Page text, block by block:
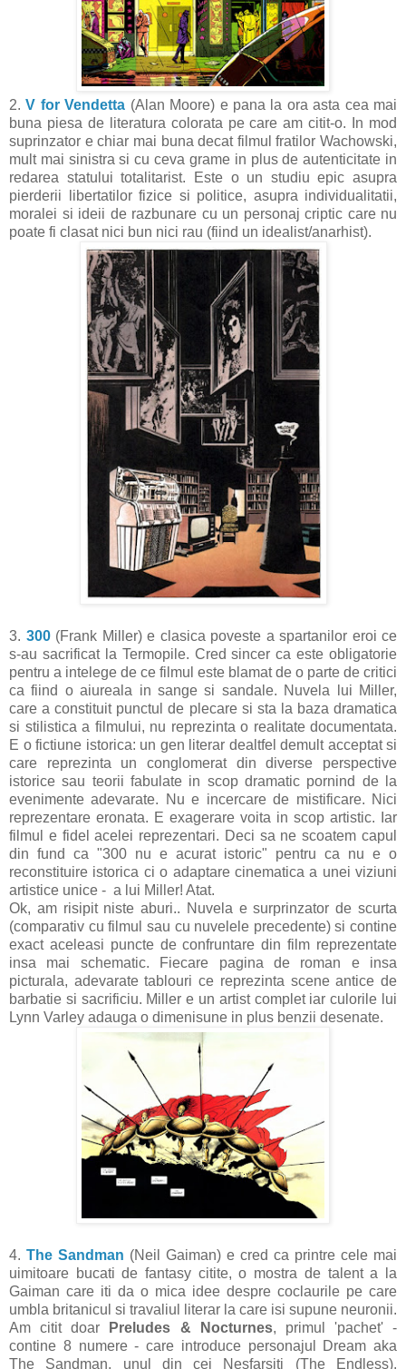
2.V for Vendetta (Alan Moore) e pana la ora asta cea mai
buna piesa de literatura colorata pe care am citit-o. In mod
suprinzator e chiar mai buna decat filmul fratilor Wachowski,
mult mai sinistra si cu ceva grame in plus de autenticitate in
redarea statului totalitarist. Este o un studiu epic asupra
pierderii libertatilor fizice si politice, asupra individualitatii,
moralei si ideii de razbunare cu un personaj criptic care nu
poate fi clasat nici bun nici rau (fiind un idealist/anarhist).
3. 300 (Frank Miller) e clasica poveste a spartanilor eroi ce
s-au sacrificat la Termopile. Cred sincer ca este obligatorie
pentru a intelege de ce filmul este blamat de o parte de critici
ca fiind o aiureala in sange si sandale. Nuvela lui Miller,
care a constituit punctul de plecare si sta la baza dramatica
si stilistica a filmului, nu reprezinta o realitate documentata.
E o fictiune istorica: un gen literar dealtfel demult acceptat si
care reprezinta un conglomerat din diverse perspective
istorice sau teorii fabulate in scop dramatic pornind de la
evenimente adevarate. Nu e incercare de mistificare. Nici
reprezentare eronata. E exagerare voita in scop artistic. Iar
filmul e fidel acelei reprezentari. Deci sa ne scoatem capul
din fund ca "300 nu e acurat istoric" pentru ca nu e o
reconstituire istorica ci o adaptare cinematica a unei viziuni
artistice unice - a lui Miller! Atat.
Ok, am risipit niste aburi.. Nuvela e surprinzator de scurta
(comparativ cu filmul sau cu nuvelele precedente) si contine
exact aceleasi puncte de confruntare din film reprezentate
insa mai schematic. Fiecare pagina de roman e insa
picturala, adevarate tablouri ce reprezinta scene antice de
barbatie si sacrificiu. Miller e un artist complet iar culorile lui
Lynn Varley adauga o dimenisune in plus benzii desenate.
4. The Sandman (Neil Gaiman) e cred ca printre cele mai
uimitoare bucati de fantasy citite, o mostra de talent a la
Gaiman care iti da o mica idee despre coclaurile pe care
umbla britanicul si travaliul literar la care isi supune neuronii.
Am citit doar
Preludes & Nocturnes, primul 'pachet' -
contine 8 numere - care introduce personajul Dream aka
The Sandman, unul din cei Nesfarsiti (The Endless).